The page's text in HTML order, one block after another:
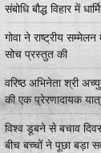
संबोधि बौद्ध विहार में
गोवा ने राष्ट्रीय
सोच प्रस्तुत की
वरिष्ठ अभिनेता श्री
की एक प्रेरणादायक
विश्व डूबने से बचाव
बीच बच्चों ने पूछा बड़ा